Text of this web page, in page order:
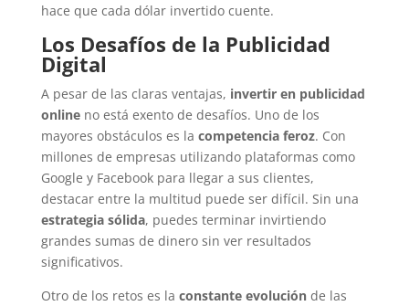
hace que cada dólar invertido cuente.
Los Desafíos de la Publicidad
Digital
A pesar de las claras ventajas, invertir en publicidad
onlineno está exento de desafíos. Uno de los
mayores obstáculos es la competencia feroz. Con
millones de empresas utilizando plataformas como
Google y Facebook para llegar a sus clientes,
destacar entre la multitud puede ser difícil. Sin una
estrategia sólida, puedes terminar invirtiendo
grandes sumas de dinero sin ver resultados
significativos.
Otro de los retos es la constante evoluciónde las